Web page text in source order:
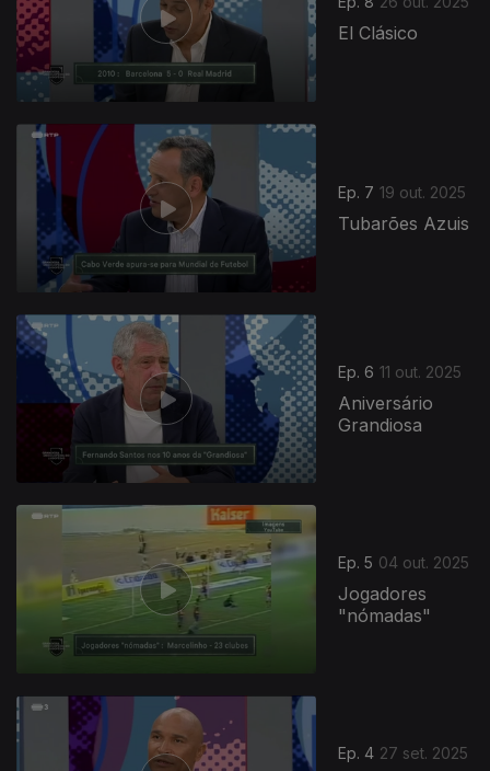
El Clásico
Ep. 7 19 out. 2025
Tubarões Azuis
Ep. 6 11 out. 2025
Aniversário
Grandiosa
Ep. 5 04 out. 2025
Jogadores
"nómadas"
Ep. 4 27 set. 2025